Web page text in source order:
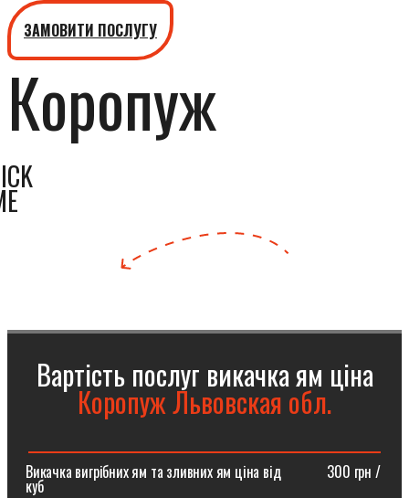
ЗАМОВИТИ ПОСЛУГУ
Коропуж
Вартість послуг викачка ям ціна
Коропуж Львовская обл.
Викачка вигрібних ям та зливних ям ціна від ⠀⠀⠀⠀300 грн /
куб